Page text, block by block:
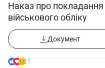
Наказ про покладання
військового обліку
Документ
21